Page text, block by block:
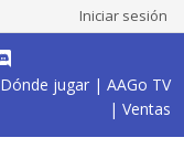
Iniciar sesión
Dónde jugar | AAGo TV
| Ventas